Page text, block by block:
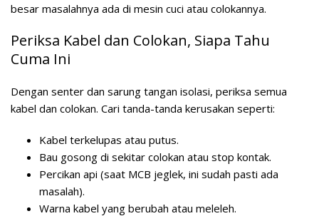
besar masalahnya ada di mesin cuci atau colokannya.
Periksa Kabel dan Colokan, Siapa Tahu
Cuma Ini
Dengan senter dan sarung tangan isolasi, periksa semua
kabel dan colokan. Cari tanda-tanda kerusakan seperti:
Kabel terkelupas atau putus.
Bau gosong di sekitar colokan atau stop kontak.
Percikan api (saat MCB jeglek, ini sudah pasti ada
masalah).
Warna kabel yang berubah atau meleleh.